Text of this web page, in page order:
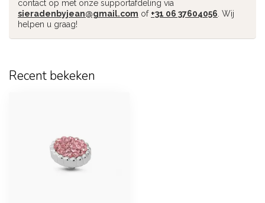
contact op met onze supportafdeling via
sieradenbyjean@gmail.com of +31 06 37604056 . Wij
helpen u graag!
Recent bekeken